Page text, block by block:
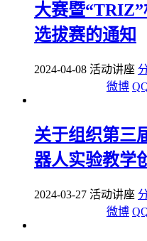
大赛暨
选拔赛的通知
2024-04-08 活动讲座
微博
关于组织第三
器人实验教学
2024-03-27 活动讲座
微博